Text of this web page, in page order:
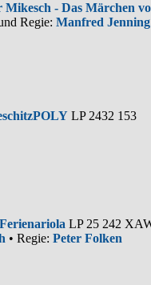
Mikesch - Das Märchen
Regie: Manfred Jenning
POLY LP 2432 153
ariola LP 25 242
• Regie: Peter Folken